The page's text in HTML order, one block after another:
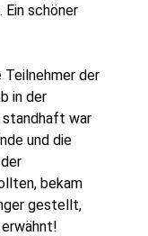
Ein schöner
Teilnehmer der
in der
standhaft war
und die
bekam
gestellt,